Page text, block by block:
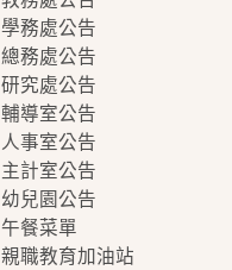
學務處公告
總務處公告
研究處公告
輔導室公告
人事室公告
主計室公告
幼兒園公告
午餐菜單
親職教育加油站